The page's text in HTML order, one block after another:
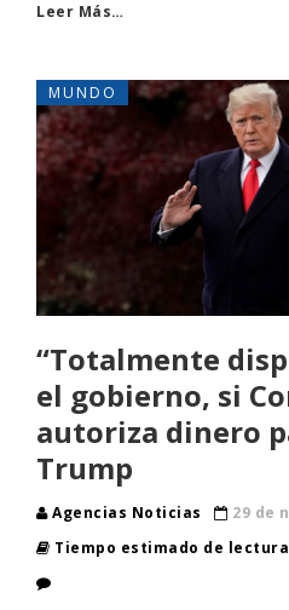
Leer Más…
MUNDO
“Totalmente
el gobierno, si
autoriza dinero
Trump
Agencias Noticias
29 de
Tiempo estimado de